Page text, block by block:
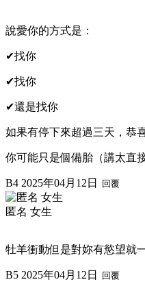
說愛你的方式是：
✔找你
✔找你
✔還是找你
如果有停下來超過三天，恭
你可能只是個備胎（講太直
B4 2025年04月12日 回覆
匿名 女生
牡羊衝動但是對妳有慾望就
B5 2025年04月12日 回覆